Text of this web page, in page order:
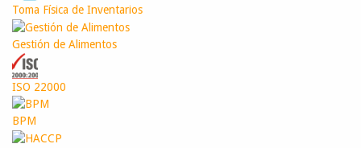
Toma Física de Inventarios
Gestión de Alimentos
ISO 22000
BPM